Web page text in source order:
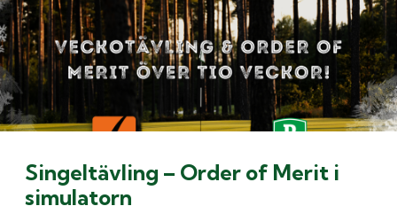
Singeltävling – Order of Merit i
simulatorn